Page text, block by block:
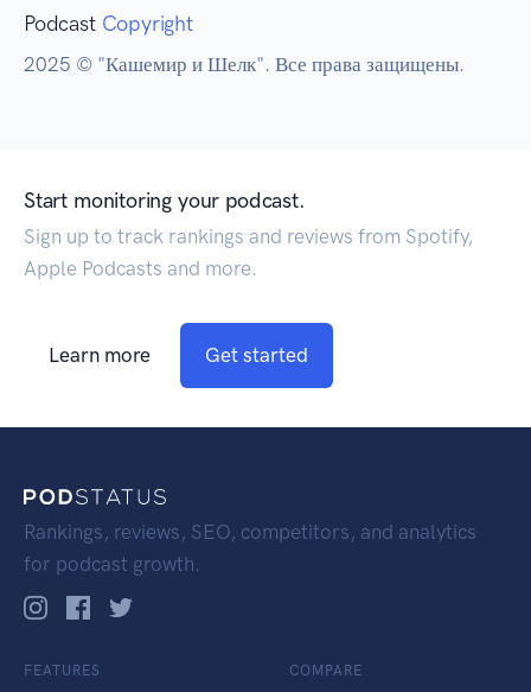
Podcast Copyright
2025 © "Кашемир и Шелк". Все права защищены.
Start monitoring your podcast.
Sign up to track rankings and reviews from Spotify,
Apple Podcasts and more.
Learn more Get started
Rankings, reviews, SEO, competitors, and analytics
for podcast growth.
FEATURES COMPARE